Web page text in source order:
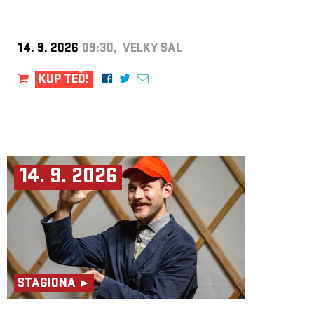
14. 9. 2026 09:30, VELKÝ SÁL
KUP TEĎ!
14. 9. 2026
STAGIONA ►